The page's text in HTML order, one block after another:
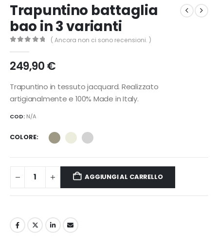
Trapuntino battaglia
bao in 3 varianti
( Ancora non ci sono recensioni. )
249,90€
Trapuntino in tessuto jacquard. Realizzato
artigianalmente e 100% Made in Italy.
COD: N/A
COLORE
AGGIUNGI AL CARRELLO